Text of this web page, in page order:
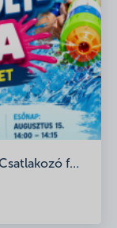
Országos vízipisztolycsata 2026. - Csatlakozó fürdők